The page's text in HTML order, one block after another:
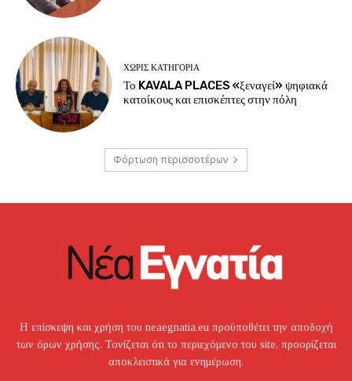
ΧΩΡΊΣ ΚΑΤΗΓΟΡΊΑ
Το KAVALA PLACES «ξεναγεί» ψηφιακά
κατοίκους και επισκέπτες στην πόλη
Φόρτωση περισσοτέρων
Η επίσκεψη και χρήση του neaegnatia.eu προϋποθέτει την αποδοχή
των όρων χρήσης. Τονίζεται ότι το περιεχόμενο του site, προορίζεται
αποκλειστικά για ενημέρωση.